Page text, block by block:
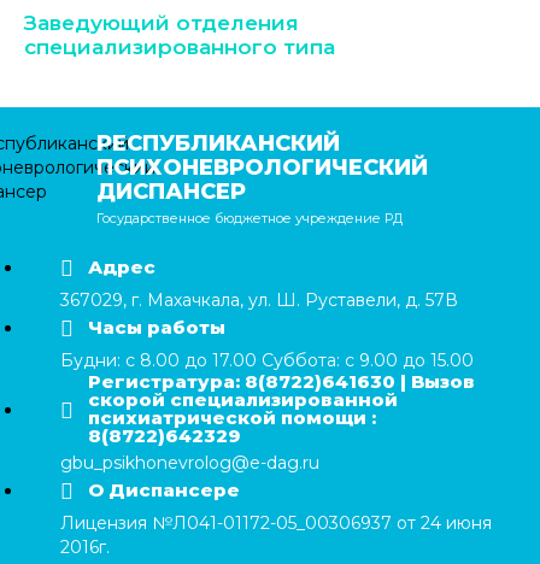
Заведующий отделения
специализированного типа
РЕСПУБЛИКАНСКИЙ
ПСИХОНЕВРОЛОГИЧЕСКИЙ
ДИСПАНСЕР
Государственное бюджетное учреждение РД
Адрес
367029, г. Махачкала, ул. Ш. Руставели, д. 57В
Часы работы
Будни: с 8.00 до 17.00 Суббота: с 9.00 до 15.00
Регистратура: 8(8722)641630 | Вызов
скорой специализированной
психиатрической помощи :
8(8722)642329
gbu_psikhonevrolog@e-dag.ru
О Диспансере
Лицензия №Л041-01172-05_00306937 от 24 июня
2016г.